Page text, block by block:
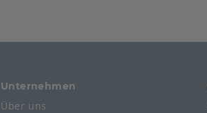
Unternehmen
Über uns